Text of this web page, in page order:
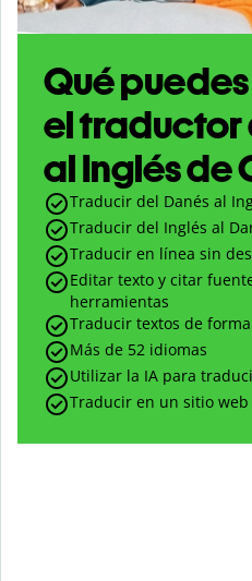
Qué
el traductor
al Inglés de
Traducir del Danés al
Traducir del Inglés al
Traducir en línea sin
Editar texto y citar
herramientas
Traducir textos de
Más de 52 idiomas
Utilizar la IA para
Traducir en un sitio